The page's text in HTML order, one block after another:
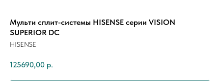
Mульти сплит-системы HISENSE серии VISION
SUPERIOR DC
HISENSE
125690,00 р.